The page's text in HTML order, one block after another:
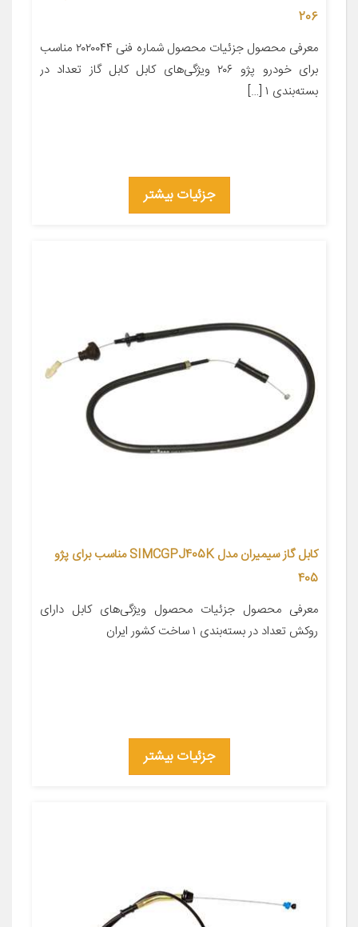
206
معرفی محصول جزئیات محصول شماره فنی ۲۰۲۰۰۴۴ مناسب
برای خودرو پژو ۲۰۶ ویژگی‌های کابل کابل گاز تعداد در
بسته‌بندی ۱ […]
جزئیات بیشتر
کابل گاز سیمیران مدل SIMCGPJ405K مناسب برای پژو
405
معرفی محصول جزئیات محصول ویژگی‌های کابل دارای
روکش تعداد در بسته‌بندی ۱ ساخت کشور ایران
جزئیات بیشتر